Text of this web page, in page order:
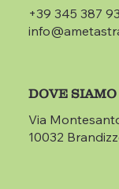
+39 345 387
DOVE SIAMO
Via
10032